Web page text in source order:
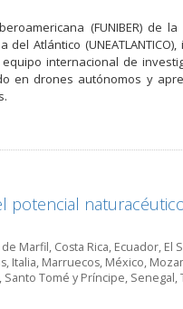
(FUNIBER) de
Atlántico
internacional de
en drones autónomos y
potencial
de Marfil, Costa Rica, Ecuador, El
, Italia, Marruecos, México,
, Santo Tomé y Príncipe, Senegal,